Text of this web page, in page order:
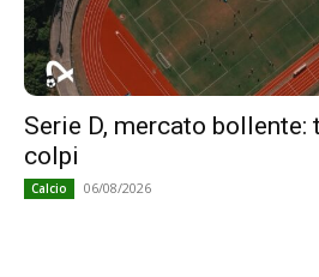
Serie D, mercato
colpi
Calcio 06/08/2026